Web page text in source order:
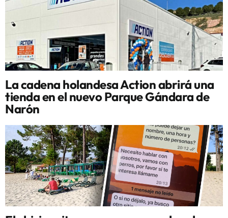
La cadena holandesa Action abrirá una
tienda en el nuevo Parque Gándara de
Narón